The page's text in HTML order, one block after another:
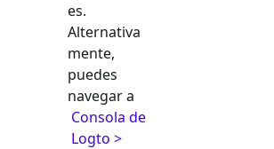
es.
Alternativa
mente,
puedes
navegar a
Consola de
Logto >